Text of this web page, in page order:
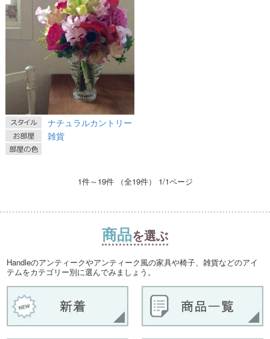
ナチュラルカントリー
雑貨
1件～19件 （全19件） 1/1ページ
商品を選ぶ
Handleのアンティークやアンティーク風の家具や椅子、雑貨などのアイ
テムをカテゴリー別に選んでみましょう。